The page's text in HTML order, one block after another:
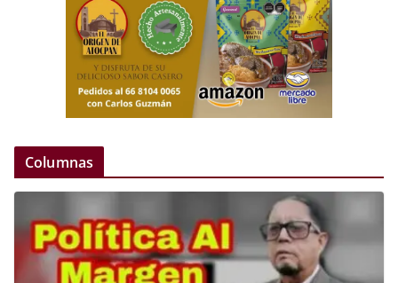
Columnas